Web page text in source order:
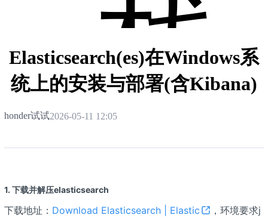
栈
Elasticsearch(es)在Windows系
统上的安装与部署(含Kibana)
honder试试2026-05-11 12:05
1. 下载并解压elasticsearch
下载地址： Download Elasticsearch | Elastic
，环境要求j